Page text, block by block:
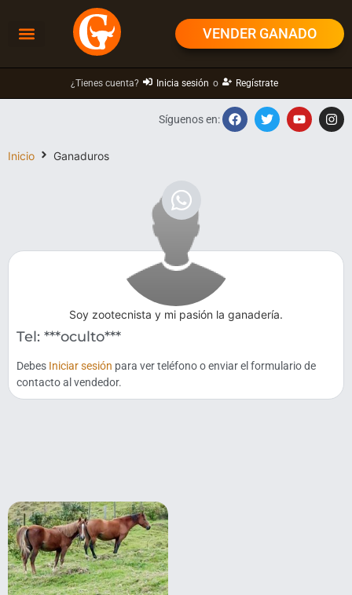
VENDER GANADO
¿Tienes cuenta? Inicia sesión o Regístrate
Inicio Ganaduros
Síguenos en:
Soy zootecnista y mi pasión la ganadería.
Tel: ***oculto***
Debes Iniciar sesión para ver teléfono o enviar el formulario de
contacto al vendedor.